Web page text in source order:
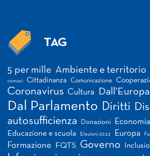
TAG
5 per mille Ambiente e territorio
comuni Cittadinanza Comunicazione
Coronavirus Cultura Dall'Europa
Dal Parlamento Diritti
autosufficienza
Donazioni
Educazione e scuola Elezioni 2022 Europa
Formazione FQTS Governo